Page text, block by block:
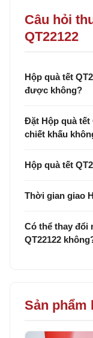
Câu hỏi
QT22122
Hộp quà tết
được không?
Đặt Hộp quà
chiết khấu
Hộp quà tết
Thời gian giao
Có thể thay đổi
QT22122
Sản phẩm